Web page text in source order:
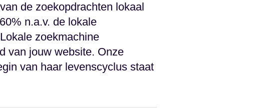
de zoekopdrachten lokaal
n.a.v. de lokale
zoekmachine
van jouw website. Onze
van haar levenscyclus staat